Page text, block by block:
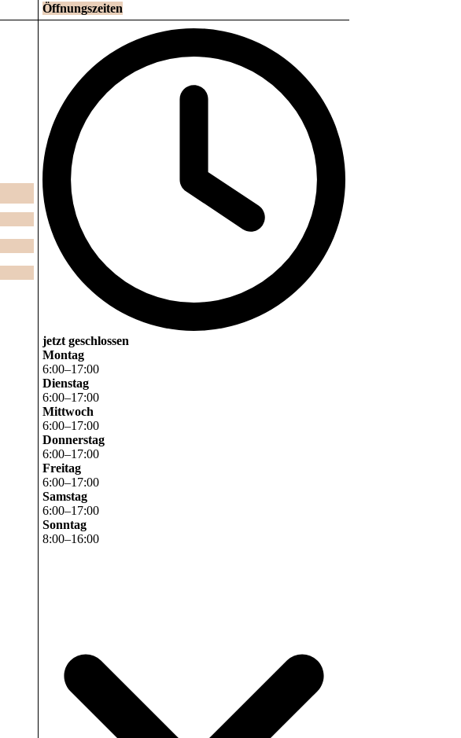
Öffnungszeiten
jetzt geschlossen
Montag
6:00–17:00
Dienstag
6:00–17:00
Mittwoch
6:00–17:00
Donnerstag
6:00–17:00
Freitag
6:00–17:00
Samstag
6:00–17:00
Sonntag
8:00–16:00